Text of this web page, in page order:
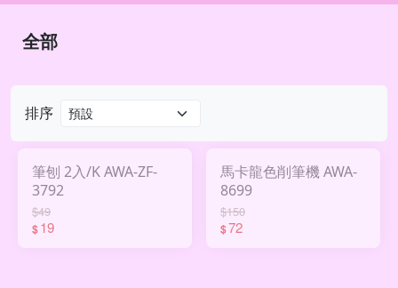
排序
筆刨 2入/K AWA-ZF-
3792
$49
$19
馬卡龍色削筆機 AWA-
8699
$150
$72
全部